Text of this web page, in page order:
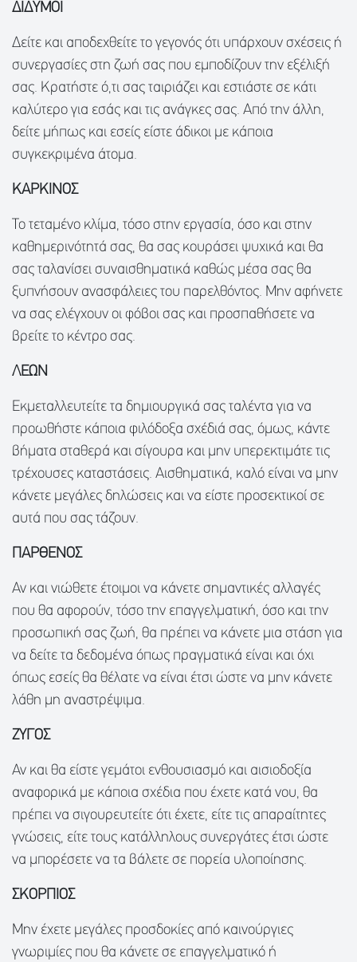
ΔΙΔΥΜΟΙ
Δείτε και αποδεχθείτε το γεγονός ότι υπάρχουν σχέσεις ή
συνεργασίες στη ζωή σας που εμποδίζουν την εξέλιξή
σας. Κρατήστε ό,τι σας ταιριάζει και εστιάστε σε κάτι
καλύτερο για εσάς και τις ανάγκες σας. Από την άλλη,
δείτε μήπως και εσείς είστε άδικοι με κάποια
συγκεκριμένα άτομα.
ΚΑΡΚΙΝΟΣ
Το τεταμένο κλίμα, τόσο στην εργασία, όσο και στην
καθημερινότητά σας, θα σας κουράσει ψυχικά και θα
σας ταλανίσει συναισθηματικά καθώς μέσα σας θα
ξυπνήσουν ανασφάλειες του παρελθόντος. Μην αφήνετε
να σας ελέγχουν οι φόβοι σας και προσπαθήσετε να
βρείτε το κέντρο σας.
ΛΕΩΝ
Εκμεταλλευτείτε τα δημιουργικά σας ταλέντα για να
προωθήστε κάποια φιλόδοξα σχέδιά σας, όμως, κάντε
βήματα σταθερά και σίγουρα και μην υπερεκτιμάτε τις
τρέχουσες καταστάσεις. Αισθηματικά, καλό είναι να μην
κάνετε μεγάλες δηλώσεις και να είστε προσεκτικοί σε
αυτά που σας τάζουν.
ΠΑΡΘΕΝΟΣ
Αν και νιώθετε έτοιμοι να κάνετε σημαντικές αλλαγές
που θα αφορούν, τόσο την επαγγελματική, όσο και την
προσωπική σας ζωή, θα πρέπει να κάνετε μια στάση για
να δείτε τα δεδομένα όπως πραγματικά είναι και όχι
όπως εσείς θα θέλατε να είναι έτσι ώστε να μην κάνετε
λάθη μη αναστρέψιμα.
ΖΥΓΟΣ
Αν και θα είστε γεμάτοι ενθουσιασμό και αισιοδοξία
αναφορικά με κάποια σχέδια που έχετε κατά νου, θα
πρέπει να σιγουρευτείτε ότι έχετε, είτε τις απαραίτητες
γνώσεις, είτε τους κατάλληλους συνεργάτες έτσι ώστε
να μπορέσετε να τα βάλετε σε πορεία υλοποίησης.
ΣΚΟΡΠΙΟΣ
Μην έχετε μεγάλες προσδοκίες από καινούργιες
γνωριμίες που θα κάνετε σε επαγγελματικό ή